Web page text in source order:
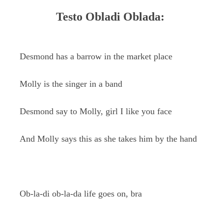
Testo Obladi Oblada:
Desmond has a barrow in the market place
Molly is the singer in a band
Desmond say to Molly, girl I like you face
And Molly says this as she takes him by the hand
Ob-la-di ob-la-da life goes on, bra